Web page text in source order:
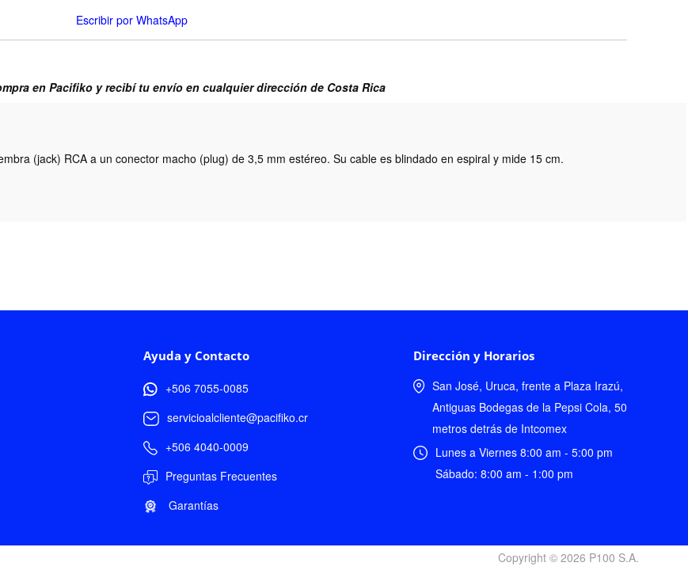
Escribir por WhatsApp
en Pacifiko y recibí tu envío en cualquier dirección de Costa Rica
(jack) RCA a un conector macho (plug) de 3,5 mm estéreo. Su cable es blindado en espiral y mide 15 cm.
Ayuda y Contacto
+506 7055-0085
servicioalcliente@pacifiko.cr
+506 4040-0009
Preguntas Frecuentes
Garantías
Dirección y Horarios
San José, Uruca, frente a Plaza Irazú,
Antiguas Bodegas de la Pepsi Cola, 50
metros detrás de Intcomex
Lunes a Viernes 8:00 am - 5:00 pm
Sábado: 8:00 am - 1:00 pm
Copyright © 2026 P100 S.A.